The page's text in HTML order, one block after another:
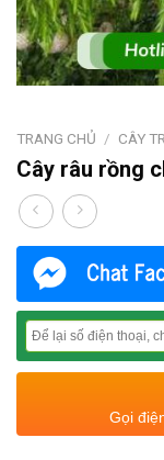
TRANG CHỦ / CÂY
Cây râu rồng
Gọi